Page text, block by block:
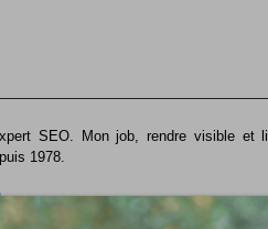
SEO. Mon job, rendre visible et
1978.